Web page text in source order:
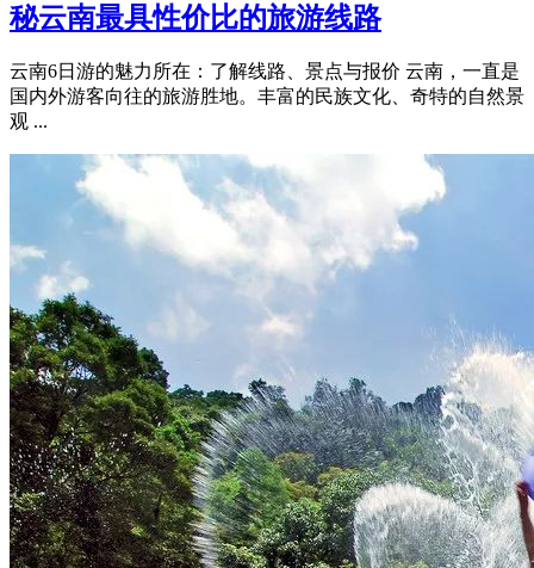
秘云南最具性价比的旅游线路
云南6日游的魅力所在：了解线路、景点与报价 云南，一直是
国内外游客向往的旅游胜地。丰富的民族文化、奇特的自然景
观 ...